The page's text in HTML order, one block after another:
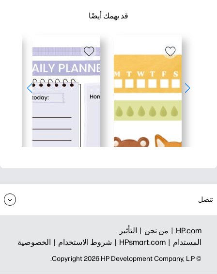
قد يهمك أيضًا
تنصل
HP.com | من نحن | التأثير
المستدام | HPsmart.com | شروط الاستخدام | الخصوصية
© Copyright 2026 HP Development Company, L.P.